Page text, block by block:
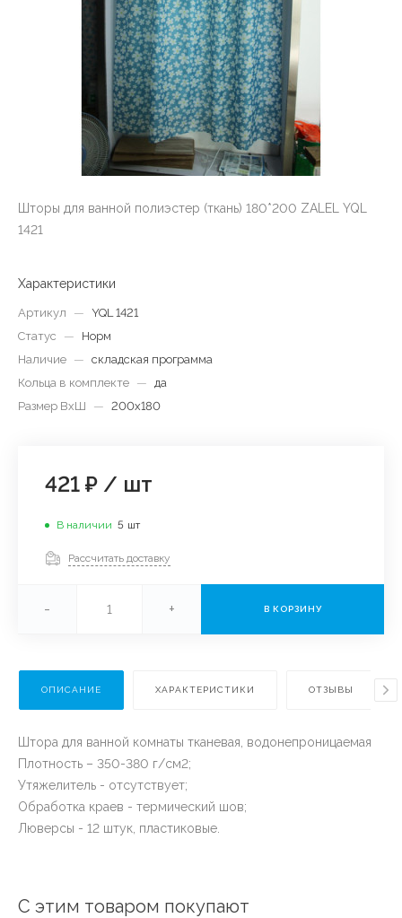
Шторы для ванной полиэстер (ткань) 180*200 ZALEL YQL
1421
Характеристики
Артикул — YQL 1421
Статус
—
Норм
Наличие — складская программа
Кольца в комплекте — да
Размер ВхШ
— 200х180
421 ₽ / шт
В наличии 5 шт
Рассчитать доставку
- + В КОРЗИНУ
ОПИСАНИЕ ХАРАКТЕРИСТИКИ ОТЗЫВЫ
Штора для ванной комнаты тканевая, водонепроницаемая
Плотность – 350-380 г/см2;
Утяжелитель - отсутствует;
Обработка краев - термический шов;
Люверсы - 12 штук, пластиковые.
С этим товаром покупают